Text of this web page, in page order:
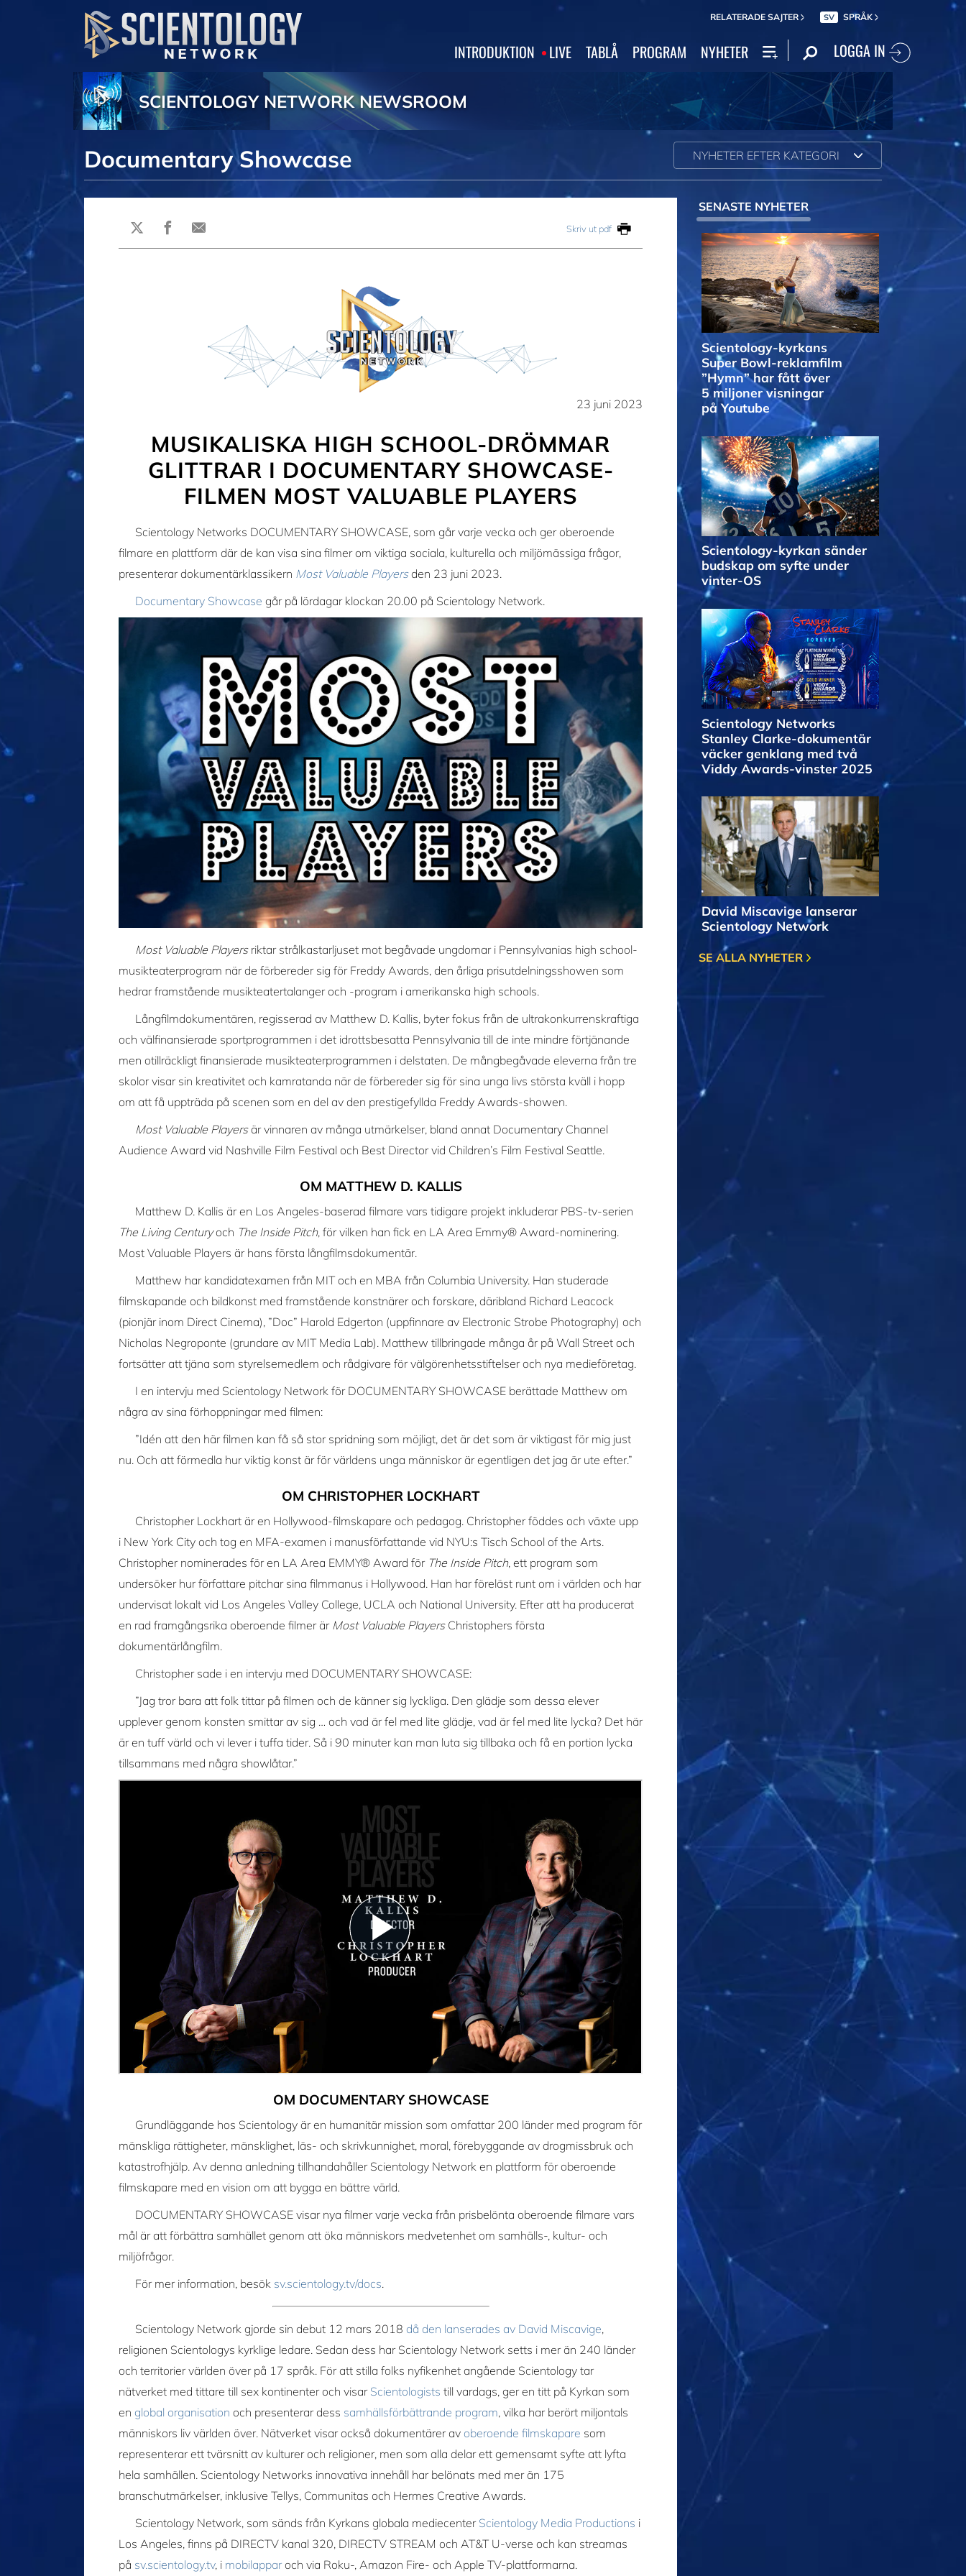
RELATERADE SAJTER SV SPRÅK
INTRODUKTION LIVE TABLÅ PROGRAM NYHETER LOGGA IN
SCIENTOLOGY NETWORK NEWSROOM
Documentary Showcase NYHETER EFTER KATEGORI
Skriv ut pdf
23 juni 2023
MUSIKALISKA HIGH SCHOOL-DRÖMMAR
GLITTRAR I DOCUMENTARY SHOWCASE-
FILMEN MOST VALUABLE PLAYERS
Scientology Networks DOCUMENTARY SHOWCASE, som går varje vecka och ger oberoende
filmare en plattform där de kan visa sina filmer om viktiga sociala, kulturella och miljömässiga frågor,
presenterar dokumentärklassikern Most Valuable Playersden 23 juni 2023.
Documentary Showcase går på lördagar klockan 20.00 på Scientology Network.
Most Valuable Playersriktar strålkastarljuset mot begåvade ungdomar i Pennsylvanias high school-
musikteaterprogram när de förbereder sig för Freddy Awards, den årliga prisutdelningsshowen som
hedrar framstående musikteatertalanger och -program i amerikanska high schools.
Långfilmdokumentären, regisserad av Matthew D. Kallis, byter fokus från de ultrakonkurrens­kraftiga
och välfinansierade sportprogrammen i det idrottsbesatta Pennsylvania till de inte mindre förtjänande
men otillräckligt finansierade musikteaterprogrammen i delstaten. De mångbegåvade eleverna från tre
skolor visar sin kreativitet och kamratanda när de förbereder sig för sina unga livs största kväll i hopp
om att få uppträda på scenen som en del av den prestigefyllda Freddy Awards-showen.
Most Valuable Playersär vinnaren av många utmärkelser, bland annat Documentary Channel
Audience Award vid Nashville Film Festival och Best Director vid Children’s Film Festival Seattle.
OM MATTHEW D. KALLIS
Matthew D. Kallis är en Los Angeles-baserad filmare vars tidigare projekt inkluderar PBS-tv-serien
The Living Centuryoch The Inside Pitch, för vilken han fick en LA Area Emmy® Award-nominering.
Most Valuable Players är hans första långfilmsdokumentär.
Matthew har kandidatexamen från MIT och en MBA från Columbia University. Han studerade
filmskapande och bildkonst med framstående konstnärer och forskare, däribland Richard Leacock
(pionjär inom Direct Cinema), ”Doc” Harold Edgerton (uppfinnare av Electronic Strobe Photography) och
Nicholas Negroponte (grundare av MIT Media Lab). Matthew tillbringade många år på Wall Street och
fortsätter att tjäna som styrelsemedlem och rådgivare för välgörenhetsstiftelser och nya medieföretag.
I en intervju med Scientology Network för DOCUMENTARY SHOWCASE berättade Matthew om
några av sina förhoppningar med filmen:
”Idén att den här filmen kan få så stor spridning som möjligt, det är det som är viktigast för mig just
nu. Och att förmedla hur viktig konst är för världens unga människor är egentligen det jag är ute efter.”
OM CHRISTOPHER LOCKHART
Christopher Lockhart är en Hollywood-filmskapare och pedagog. Christopher föddes och växte upp
i New York City och tog en MFA-examen i manusförfattande vid NYU:s Tisch School of the Arts.
Christopher nominerades för en LA Area EMMY® Award för The Inside Pitch, ett program som
undersöker hur författare pitchar sina filmmanus i Hollywood. Han har föreläst runt om i världen och har
undervisat lokalt vid Los Angeles Valley College, UCLA och National University. Efter att ha producerat
en rad framgångsrika oberoende filmer är Most Valuable PlayersChristophers första
dokumentärlångfilm.
Christopher sade i en intervju med DOCUMENTARY SHOWCASE:
”Jag tror bara att folk tittar på filmen och de känner sig lyckliga. Den glädje som dessa elever
upplever genom konsten smittar av sig … och vad är fel med lite glädje, vad är fel med lite lycka? Det här
är en tuff värld och vi lever i tuffa tider. Så i 90 minuter kan man luta sig tillbaka och få en portion lycka
tillsammans med några showlåtar.”
OM DOCUMENTARY SHOWCASE
Grundläggande hos Scientology är en humanitär mission som omfattar 200 länder med program för
mänskliga rättigheter, mänsklighet, läs- och skrivkunnighet, moral, förebyggande av drogmissbruk och
katastrofhjälp. Av denna anledning tillhandahåller Scientology Network en plattform för oberoende
filmskapare med en vision om att bygga en bättre värld.
DOCUMENTARY SHOWCASE visar nya filmer varje vecka från prisbelönta oberoende filmare vars
mål är att förbättra samhället genom att öka människors medvetenhet om samhälls-, kultur- och
miljöfrågor.
För mer information, besök sv.scientology.tv/docs.
Scientology Network gjorde sin debut 12 mars 2018 då den lanserades av David Miscavige,
religionen Scientologys kyrklige ledare. Sedan dess har Scientology Network setts i mer än 240 länder
och territorier världen över på 17 språk. För att stilla folks nyfikenhet angående Scientology tar
nätverket med tittare till sex kontinenter och visar Scientologists till vardags, ger en titt på Kyrkan som
en global organisation och presenterar dess samhällsförbättrande program, vilka har berört miljontals
människors liv världen över. Nätverket visar också dokumentärer av oberoende filmskapare som
representerar ett tvärsnitt av kulturer och religioner, men som alla delar ett gemensamt syfte att lyfta
hela samhällen. Scientology Networks innovativa innehåll har belönats med mer än 175
branschutmärkelser, inklusive Tellys, Communitas och Hermes Creative Awards.
Scientology Network, som sänds från Kyrkans globala mediecenter Scientology Media Productions i
Los Angeles, finns på DIRECTV kanal 320, DIRECTV STREAM och AT&T U-verse och kan streamas
på sv.scientology.tv, i mobilapparoch via Roku-, Amazon Fire- och Apple TV-plattformarna.
SENASTE NYHETER
Scientology-kyrkans
Super Bowl-reklamfilm
”Hymn” har fått över
5 miljoner visningar
på Youtube
Scientology-kyrkan sänder
budskap om syfte under
vinter‑OS
Scientology Networks
Stanley Clarke-dokumentär
väcker genklang med två
Viddy Awards-vinster 2025
David Miscavige lanserar
Scientology Network
SE ALLA NYHETER